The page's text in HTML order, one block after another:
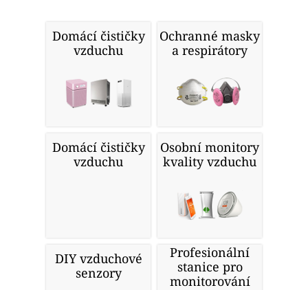
Domácí čističky
vzduchu
Ochranné masky
a respirátory
Domácí čističky
vzduchu
Osobní monitory
kvality vzduchu
DIY vzduchové
senzory
Profesionální
stanice pro
monitorování